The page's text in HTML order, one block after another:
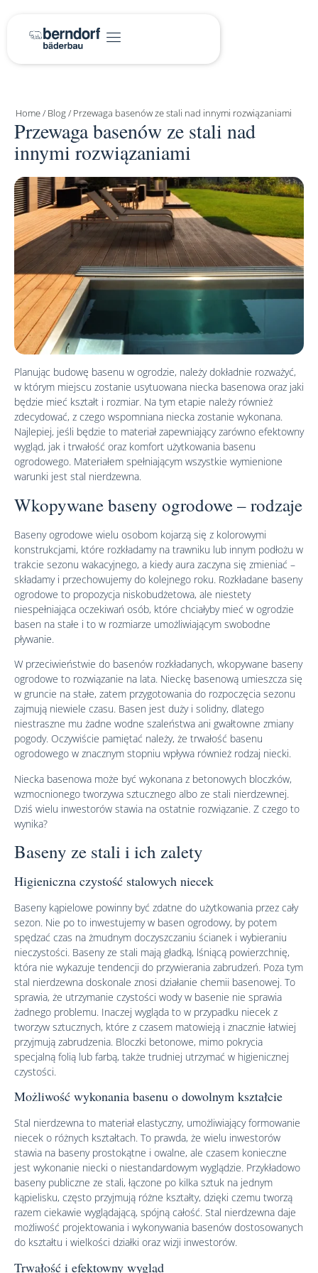
Home/ Blog/ Przewaga basenów ze stali nad innymi rozwiązaniami
Przewaga basenów ze stali nad
innymi rozwiązaniami
Planując budowę basenu w ogrodzie, należy dokładnie rozważyć,
w którym miejscu zostanie usytuowana niecka basenowa oraz jaki
będzie mieć kształt i rozmiar. Na tym etapie należy również
zdecydować, z czego wspomniana niecka zostanie wykonana.
Najlepiej, jeśli będzie to materiał zapewniający zarówno efektowny
wygląd, jak i trwałość oraz komfort użytkowania basenu
ogrodowego. Materiałem spełniającym wszystkie wymienione
warunki jest stal nierdzewna.
Wkopywane baseny ogrodowe – rodzaje
Baseny ogrodowe wielu osobom kojarzą się z kolorowymi
konstrukcjami, które rozkładamy na trawniku lub innym podłożu w
trakcie sezonu wakacyjnego, a kiedy aura zaczyna się zmieniać –
składamy i przechowujemy do kolejnego roku. Rozkładane baseny
ogrodowe to propozycja niskobudżetowa, ale niestety
niespełniająca oczekiwań osób, które chciałyby mieć w ogrodzie
basen na stałe i to w rozmiarze umożliwiającym swobodne
pływanie.
W przeciwieństwie do basenów rozkładanych, wkopywane baseny
ogrodowe to rozwiązanie na lata. Nieckę basenową umieszcza się
w gruncie na stałe, zatem przygotowania do rozpoczęcia sezonu
zajmują niewiele czasu. Basen jest duży i solidny, dlatego
niestraszne mu żadne wodne szaleństwa ani gwałtowne zmiany
pogody. Oczywiście pamiętać należy, że trwałość basenu
ogrodowego w znacznym stopniu wpływa również rodzaj niecki.
Niecka basenowa może być wykonana z betonowych bloczków,
wzmocnionego tworzywa sztucznego albo ze stali nierdzewnej.
Dziś wielu inwestorów stawia na ostatnie rozwiązanie. Z czego to
wynika?
Baseny ze stali i ich zalety
Higieniczna czystość stalowych niecek
Baseny kąpielowe powinny być zdatne do użytkowania przez cały
sezon. Nie po to inwestujemy w basen ogrodowy, by potem
spędzać czas na żmudnym doczyszczaniu ścianek i wybieraniu
nieczystości. Baseny ze stali mają gładką, lśniącą powierzchnię,
która nie wykazuje tendencji do przywierania zabrudzeń. Poza tym
stal nierdzewna doskonale znosi działanie chemii basenowej. To
sprawia, że utrzymanie czystości wody w basenie nie sprawia
żadnego problemu. Inaczej wygląda to w przypadku niecek z
tworzyw sztucznych, które z czasem matowieją i znacznie łatwiej
przyjmują zabrudzenia. Bloczki betonowe, mimo pokrycia
specjalną folią lub farbą, także trudniej utrzymać w higienicznej
czystości.
Możliwość wykonania basenu o dowolnym kształcie
Stal nierdzewna to materiał elastyczny, umożliwiający formowanie
niecek o różnych kształtach. To prawda, że wielu inwestorów
stawia na baseny prostokątne i owalne, ale czasem konieczne
jest wykonanie niecki o niestandardowym wyglądzie. Przykładowo
baseny publiczne ze stali, łączone po kilka sztuk na jednym
kąpielisku, często przyjmują różne kształty, dzięki czemu tworzą
razem ciekawie wyglądającą, spójną całość. Stal nierdzewna daje
możliwość projektowania i wykonywania basenów dostosowanych
do kształtu i wielkości działki oraz wizji inwestorów.
Trwałość i efektowny wygląd